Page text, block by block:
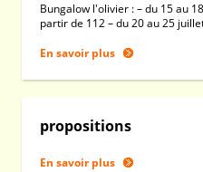
Bungalow l'olivier : – du 15 au
partir de 112 – du 20 au 25
En savoir plus
propositions
En savoir plus